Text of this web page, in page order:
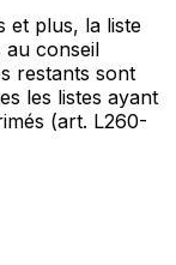
et plus, la liste
au conseil
restants sont
les listes ayant
(art. L260-